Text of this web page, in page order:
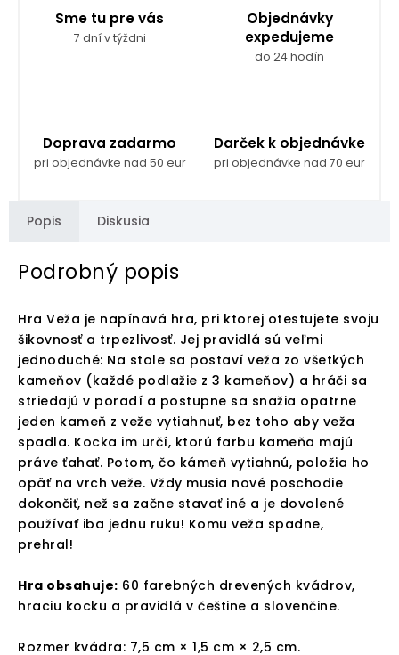
Sme tu pre vás
7 dní v týždni
Objednávky
expedujeme
do 24 hodín
Doprava zadarmo
pri objednávke nad 50 eur
Darček k objednávke
pri objednávke nad 70 eur
Popis Diskusia
Podrobný popis
Hra Veža je napínavá hra, pri ktorej otestujete svoju
šikovnosť a trpezlivosť. Jej pravidlá sú veľmi
jednoduché: Na stole sa postaví veža zo všetkých
kameňov (každé podlažie z 3 kameňov) a hráči sa
striedajú v poradí a postupne sa snažia opatrne
jeden kameň z veže vytiahnuť, bez toho aby veža
spadla. Kocka im určí, ktorú farbu kameňa majú
práve ťahať. Potom, čo kámeň vytiahnú, položia ho
opäť na vrch veže. Vždy musia nové poschodie
dokončiť, než sa začne stavať iné a je dovolené
používať iba jednu ruku! Komu veža spadne,
prehral!
Hra obsahuje: 60 farebných drevených kvádrov,
hraciu kocku a pravidlá v češtine a slovenčine.
Rozmer kvádra: 7,5 cm × 1,5 cm × 2,5 cm.